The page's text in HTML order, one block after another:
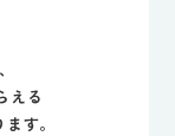
える
す。